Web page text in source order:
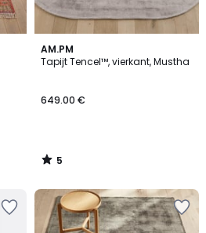
AM.PM
Tapijt Tencel™, vierkant, Mustha
649.00 €
5
/
5
/